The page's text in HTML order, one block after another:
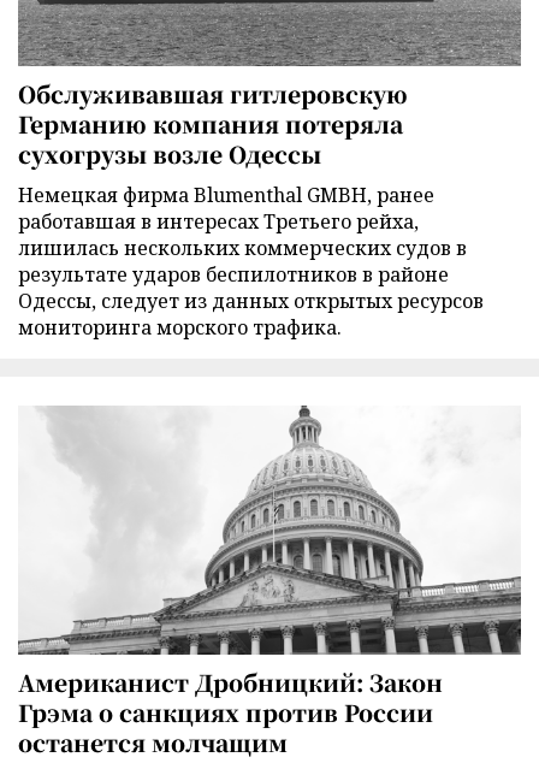
Обслуживавшая гитлеровскую
Германию компания потеряла
сухогрузы возле Одессы
Немецкая фирма Blumenthal GMBH, ранее
работавшая в интересах Третьего рейха,
лишилась нескольких коммерческих судов в
результате ударов беспилотников в районе
Одессы, следует из данных открытых ресурсов
мониторинга морского трафика.
Американист Дробницкий: Закон
Грэма о санкциях против России
останется молчащим